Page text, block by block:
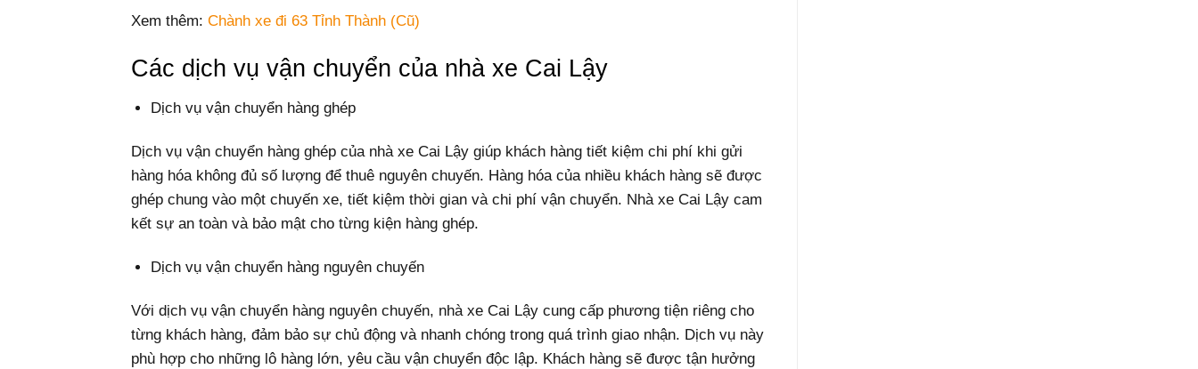
Xem thêm: Chành xe đi 63 Tỉnh Thành (Cũ)
Các dịch vụ vận chuyển của nhà xe Cai Lậy
Dịch vụ vận chuyển hàng ghép
Dịch vụ vận chuyển hàng ghép của nhà xe Cai Lậy giúp khách hàng tiết kiệm chi phí khi gửi
hàng hóa không đủ số lượng để thuê nguyên chuyến. Hàng hóa của nhiều khách hàng sẽ được
ghép chung vào một chuyến xe, tiết kiệm thời gian và chi phí vận chuyển. Nhà xe Cai Lậy cam
kết sự an toàn và bảo mật cho từng kiện hàng ghép.
Dịch vụ vận chuyển hàng nguyên chuyến
Với dịch vụ vận chuyển hàng nguyên chuyến, nhà xe Cai Lậy cung cấp phương tiện riêng cho
từng khách hàng, đảm bảo sự chủ động và nhanh chóng trong quá trình giao nhận. Dịch vụ này
phù hợp cho những lô hàng lớn, yêu cầu vận chuyển độc lập. Khách hàng sẽ được tận hưởng